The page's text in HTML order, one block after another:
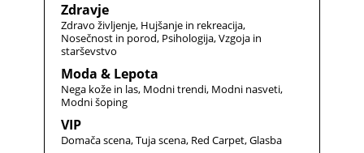
Zdravje
Zdravo življenje Hujšanje in rekreacija
Nosečnost in porod Psihologija Vzgoja in
starševstvo
Moda & Lepota
Nega kože in las Modni trendi Modni nasveti
Modni šoping
VIP
Domača scena Tuja scena Red Carpet Glasba